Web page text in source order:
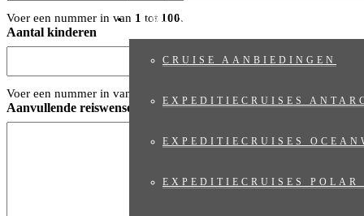
CRUISES
CRUISE AANBIEDINGEN
EXPEDITIECRUISES
EXPEDITIECRUISES
EXPEDITIECRUISES
Voer een nummer in van 1 tot 100.
Aantal kinderen
Voer een nummer in van 100 .
Aanvullende reiswensen / opmerkingen